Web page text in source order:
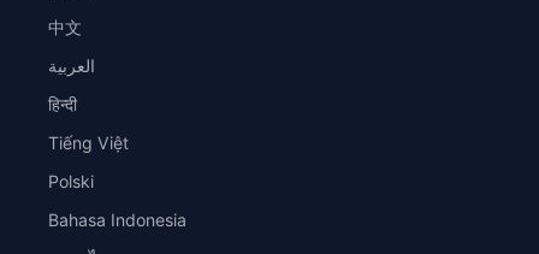
中文
العربية
हिन्दी
Tiếng Việt
Polski
Bahasa Indonesia